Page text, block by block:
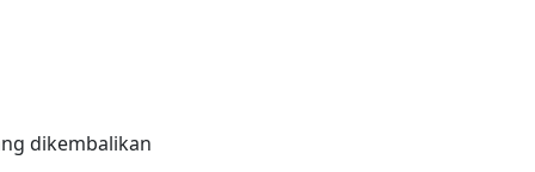
dikembalikan